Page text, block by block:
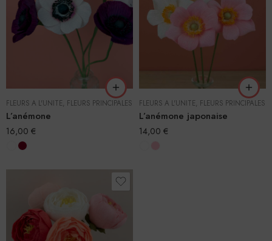
FLEURS À L'UNITÉ FLEURS PRINCIPALES
L’anémone
16,00 €
FLEURS À L'UNITÉ FLEURS PRINCIPALES
L’anémone japonaise
14,00 €